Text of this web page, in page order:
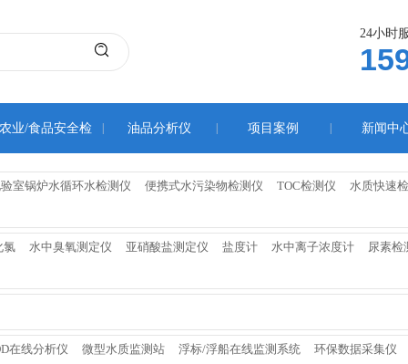
24小时
农业/食品安全检
测仪
油品分析仪 项目案例 新闻中
室锅炉水循环水检测仪 便携式水污染物检测仪 TOC检测仪 水质快速
氯 水中臭氧测定仪 亚硝酸盐测定仪 盐度计 水中离子浓度计 尿素检
在线分析仪 微型水质监测站 浮标/浮船在线监测系统 环保数据采集仪